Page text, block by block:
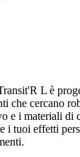
L è
che cercano
e i materiali di
i tuoi effetti